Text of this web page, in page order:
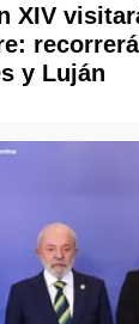
XIV
y Luján